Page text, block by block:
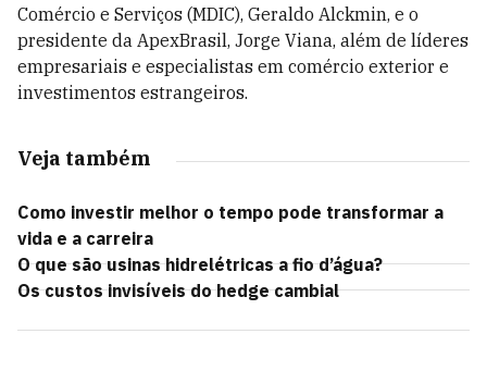
Comércio e Serviços (MDIC), Geraldo Alckmin, e o
presidente da ApexBrasil, Jorge Viana, além de líderes
empresariais e especialistas em comércio exterior e
investimentos estrangeiros.
Veja também
Como investir melhor o tempo pode transformar a
vida e a carreira
O que são usinas hidrelétricas a fio d’água?
Os custos invisíveis do hedge cambial